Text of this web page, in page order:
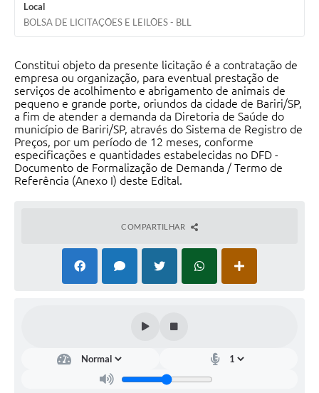
Local
BOLSA DE LICITAÇÕES E LEILÕES - BLL
Constitui objeto da presente licitação é a contratação de
empresa ou organização, para eventual prestação de
serviços de acolhimento e abrigamento de animais de
pequeno e grande porte, oriundos da cidade de Bariri/SP,
a fim de atender a demanda da Diretoria de Saúde do
município de Bariri/SP, através do Sistema de Registro de
Preços, por um período de 12 meses, conforme
especificações e quantidades estabelecidas no DFD -
Documento de Formalização de Demanda / Termo de
Referência (Anexo I) deste Edital.
COMPARTILHAR